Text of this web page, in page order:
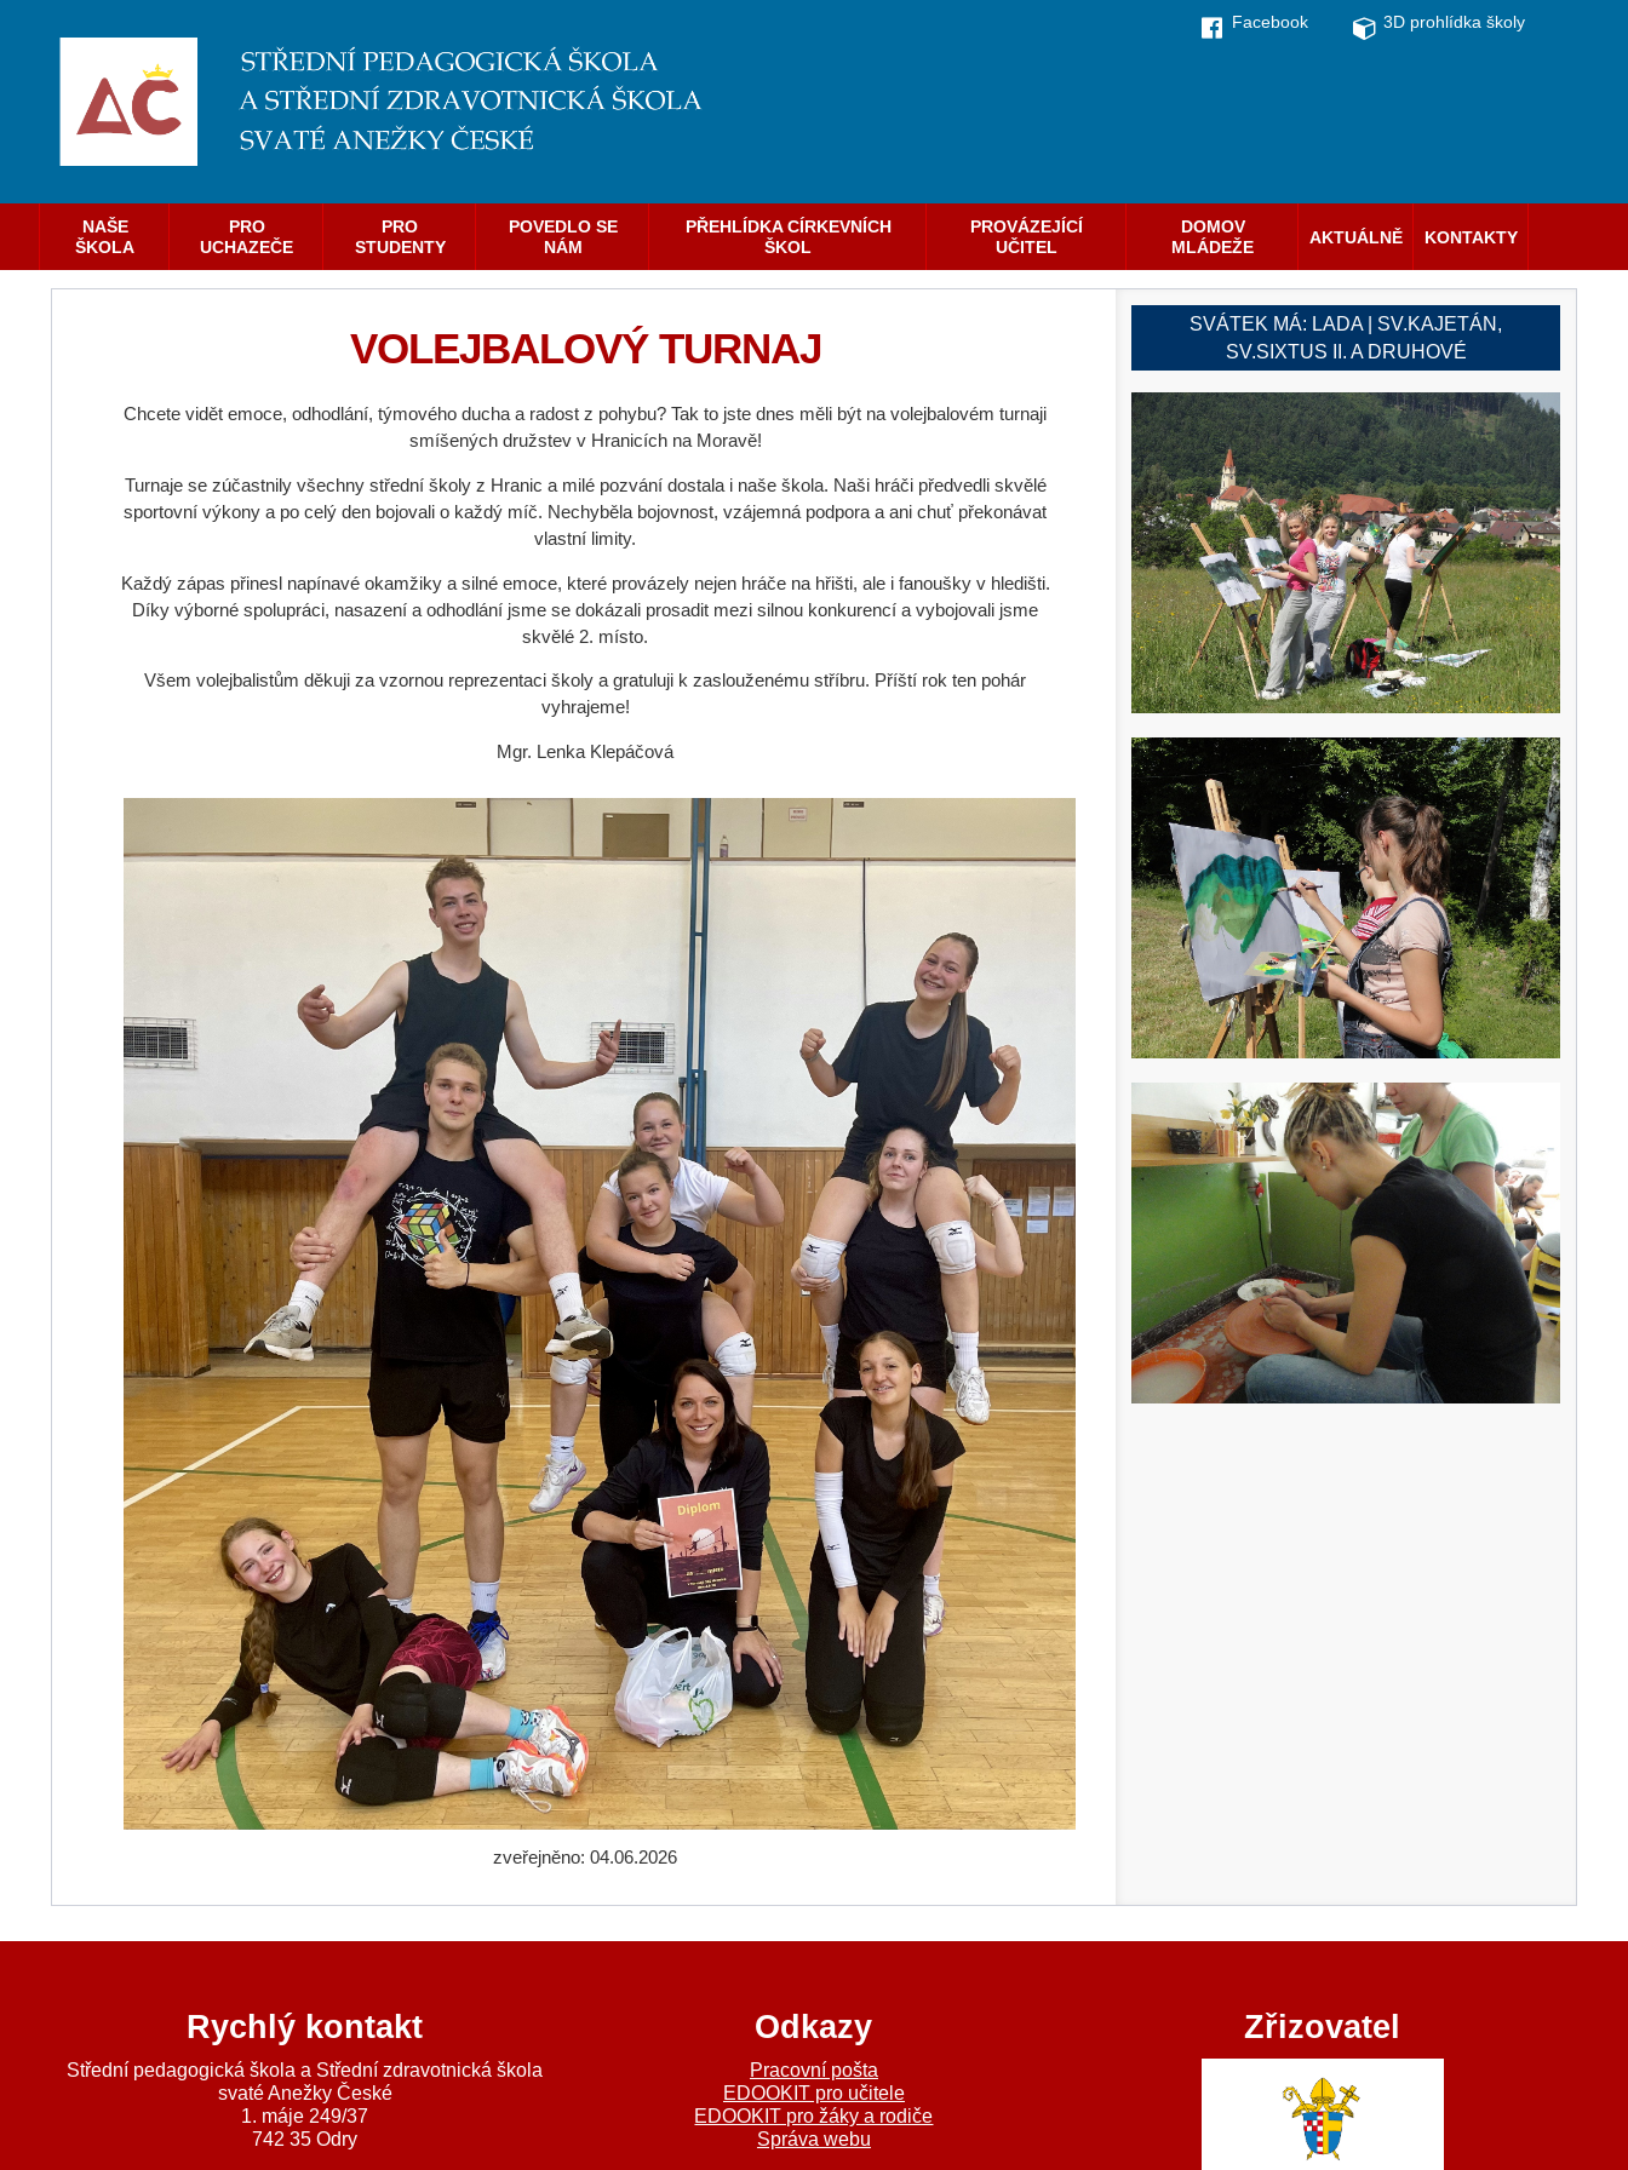
VOLEJBALOVÝ TURNAJ
Chcete vidět emoce, odhodlání, týmového ducha a radost z pohybu? Tak to jste dnes měli být na volejbalovém turnaji
smíšených družstev v Hranicích na Moravě!
Turnaje se zúčastnily všechny střední školy z Hranic a milé pozvání dostala i naše škola. Naši hráči předvedli skvělé
sportovní výkony a po celý den bojovali o každý míč. Nechyběla bojovnost, vzájemná podpora a ani chuť překonávat
vlastní limity.
Každý zápas přinesl napínavé okamžiky a silné emoce, které provázely nejen hráče na hřišti, ale i fanoušky v hledišti.
Díky výborné spolupráci, nasazení a odhodlání jsme se dokázali prosadit mezi silnou konkurencí a vybojovali jsme
skvělé 2. místo.
Všem volejbalistům děkuji za vzornou reprezentaci školy a gratuluji k zaslouženému stříbru. Příští rok ten pohár
vyhrajeme!
Mgr. Lenka Klepáčová
zveřejněno: 04.06.2026
SVÁTEK MÁ: LADA | SV.KAJETÁN,
SV.SIXTUS II. A DRUHOVÉ
Rychlý kontakt
Střední pedagogická škola a Střední zdravotnická škola
svaté Anežky České
1. máje 249/37
742 35 Odry
Odkazy
Pracovní pošta
EDOOKIT pro učitele
EDOOKIT pro žáky a rodiče
Správa webu
Zřizovatel
Facebook 3D prohlídka školy
NAŠE
ŠKOLA
PRO
UCHAZEČE
PRO
STUDENTY
POVEDLO SE
NÁM
PŘEHLÍDKA CÍRKEVNÍCH
ŠKOL
PROVÁZEJÍCÍ
UČITEL
DOMOV
MLÁDEŽE
AKTUÁLNĚ KONTAKTY